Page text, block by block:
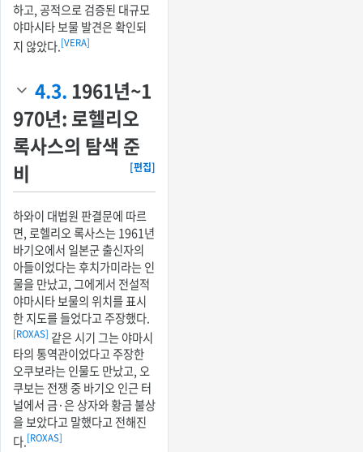
하고, 공적으로 검증된 대규모
야마시타 보물 발견은 확인되
지 않았다.[VERA]
4.3. 1961년~1
970년: 로헬리오
록사스의 탐색 준
비
[편집]
하와이 대법원 판결문에 따르
면, 로헬리오 록사스는 1961년
바기오에서 일본군 출신자의
아들이었다는 후치가미라는 인
물을 만났고, 그에게서 전설적
야마시타 보물의 위치를 표시
한 지도를 들었다고 주장했다.
[ROXAS] 같은 시기 그는 야마시
타의 통역관이었다고 주장한
오쿠보라는 인물도 만났고, 오
쿠보는 전쟁 중 바기오 인근 터
널에서 금·은 상자와 황금 불상
을 보았다고 말했다고 전해진
다.[ROXAS]